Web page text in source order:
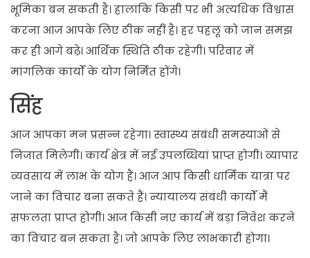
भूमिका बन सकती है। हालांकि किसी पर भी अत्यधिक विश्वास
करना आज आपके लिए ठीक नहीं है। हर पहलू को जान समझ
कर ही आगे बढ़े। आर्थिक स्थिति ठीक रहेगी। परिवार में
मांगलिक कार्यों के योग निर्मित होंगे।
सिंह
आज आपका मन प्रसन्न रहेगा। स्वास्थ्य संबंधी समस्याओं से
निजात मिलेगी। कार्य क्षेत्र में नई उपलब्धियां प्राप्त होगी। व्यापार
व्यवसाय में लाभ के योग हैं। आज आप किसी धार्मिक यात्रा पर
जाने का विचार बना सकते हैं। न्यायालय संबंधी कार्यों मैं
सफलता प्राप्त होगी। आज किसी नए कार्य में बड़ा निवेश करने
का विचार बन सकता है। जो आपके लिए लाभकारी होगा।